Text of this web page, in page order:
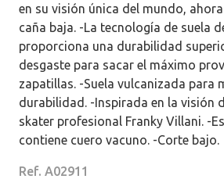
en su visión única del mundo,
caña baja. -La tecnología de suela
proporciona una durabilidad
desgaste para sacar el máximo
zapatillas. -Suela vulcanizada para
durabilidad. -Inspirada en la visión
skater profesional Franky Villani. -
contiene cuero vacuno. -Corte bajo.
Ref. A02911